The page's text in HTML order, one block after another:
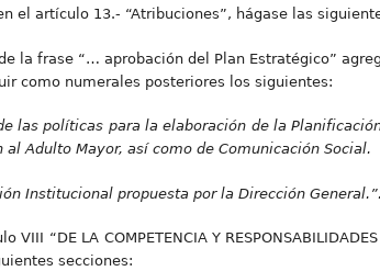
el artículo 13.- “Atribuciones”, hágase las
la frase “… aprobación del Plan Estratégico”
como numerales posteriores los siguientes:
las políticas para la elaboración de la
Adulto Mayor, así como de Comunicación Social.
Institucional propuesta por la Dirección General.”.
“DE LA COMPETENCIA Y
secciones: